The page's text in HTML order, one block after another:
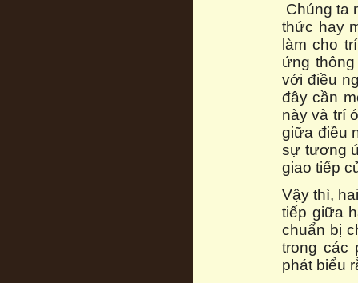
Chúng ta
thức hay
làm cho
ứng
với điều
đây cần
này và trí
giữa điều
sự tương
giao tiếp
Vậy thì,
tiếp giữa
chuẩn bị
trong các
phát biểu